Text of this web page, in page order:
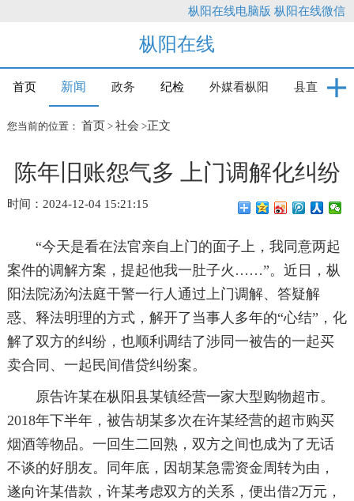
枞阳在线电脑版 枞阳在线微信
枞阳在线
首页 新闻 政务 纪检 外媒看枞阳 县直
您当前的位置： 首页 > 社会 >正文
陈年旧账怨气多 上门调解化纠纷
时间：2024-12-04 15:21:15
“今天是看在法官亲自上门的面子上，我同意两起
案件的调解方案，提起他我一肚子火……”。近日，枞
阳法院汤沟法庭干警一行人通过上门调解、答疑解
惑、释法明理的方式，解开了当事人多年的“心结”，化
解了双方的纠纷，也顺利调结了涉同一被告的一起买
卖合同、一起民间借贷纠纷案。
原告许某在枞阳县某镇经营一家大型购物超市。
2018年下半年，被告胡某多次在许某经营的超市购买
烟酒等物品。一回生二回熟，双方之间也成为了无话
不谈的好朋友。同年底，因胡某急需资金周转为由，
遂向许某借款，许某考虑双方的关系，便出借2万元，